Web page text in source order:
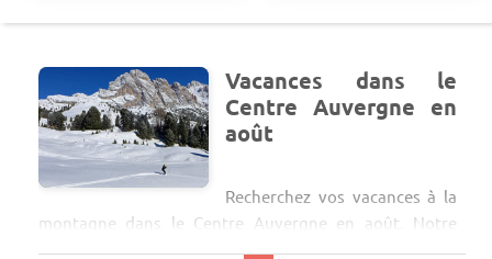
Vacances dans le
Centre Auvergne en
août
Recherchez vos vacances à la
montagne dans le Centre Auvergne en août. Notre
comparateur réunit pour vous presque l'intégralité des